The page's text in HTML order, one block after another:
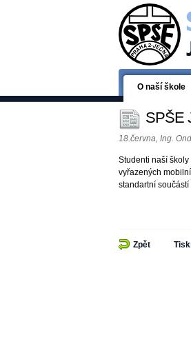
O naší škole
SPŠE
18.června, Ing.
Studenti naší
vyřazených
standartní
Zpět